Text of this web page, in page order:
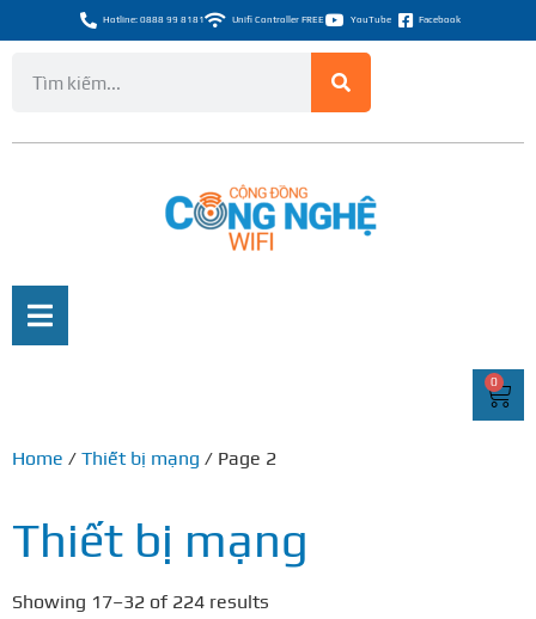
Hotline: 0888 99 8181 Unifi Controller FREE YouTube Facebook
0
Home / Thiết bị mạng / Page 2
Thiết bị mạng
Showing 17–32 of 224 results